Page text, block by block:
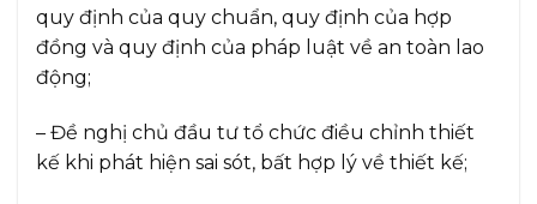
quy định của quy chuẩn, quy định của hợp
đồng và quy định của pháp luật về an toàn lao
động;
– Đề nghị chủ đầu tư tổ chức điều chỉnh thiết
kế khi phát hiện sai sót, bất hợp lý về thiết kế;